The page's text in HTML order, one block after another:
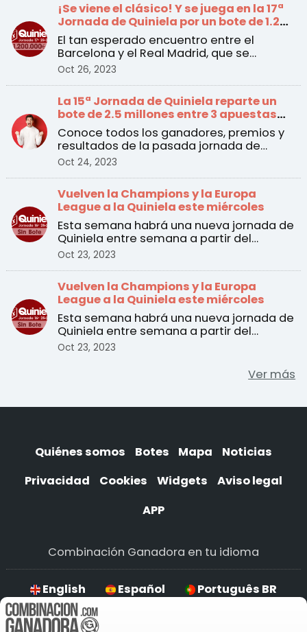
¡Se viene el clásico! Y se juega en la 17ª
Jornada de Quiniela por un bote de 1.2
millones de euros
El tan esperado encuentro entre el
Barcelona y el Real Madrid, que se
Oct 26, 2023
La 15ª Jornada de Quiniela reparte un
bote de 2.5 millones entre 3 apuestas
ganadoras
Conoce todos los ganadores, premios y
resultados de la pasada jornada de
Quiniela
Oct 24, 2023
Vuelven la Champions y la Europa
League a la Quiniela este miércoles
Esta semana habrá una nueva jornada de
Quiniela entre semana a partir del
Oct 23, 2023
Vuelven la Champions y la Europa
League a la Quiniela este miércoles
Esta semana habrá una nueva jornada de
Quiniela entre semana a partir del
Oct 23, 2023
Ver más
Quiénes somos Botes Mapa
Noticias
Privacidad
Cookies Widgets
Aviso legal
APP
Combinación Ganadora en tu idioma
English Español Português BR